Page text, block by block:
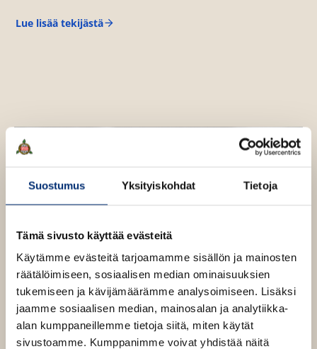
Suostumus Yksityiskohdat Tietoja
Tämä sivusto käyttää evästeitä
Käytämme evästeitä tarjoamamme sisällön ja mainosten
räätälöimiseen, sosiaalisen median ominaisuuksien
tukemiseen ja kävijämäärämme analysoimiseen. Lisäksi
jaamme sosiaalisen median, mainosalan ja analytiikka-
alan kumppaneillemme tietoja siitä, miten käytät
sivustoamme. Kumppanimme voivat yhdistää näitä
a
e
v
l
i
e
h
t
e
e
n
Lue lisää tekijästä
T
s
n